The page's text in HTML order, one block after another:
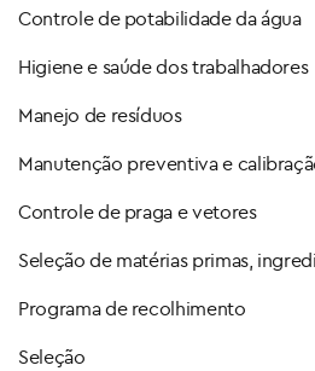
Controle de potabilidade da água
Higiene e saúde dos trabalhadores
Manejo de resíduos
Manutenção preventiva e
Controle de praga e vetores
Seleção de matérias primas,
Programa de recolhimento
Seleção